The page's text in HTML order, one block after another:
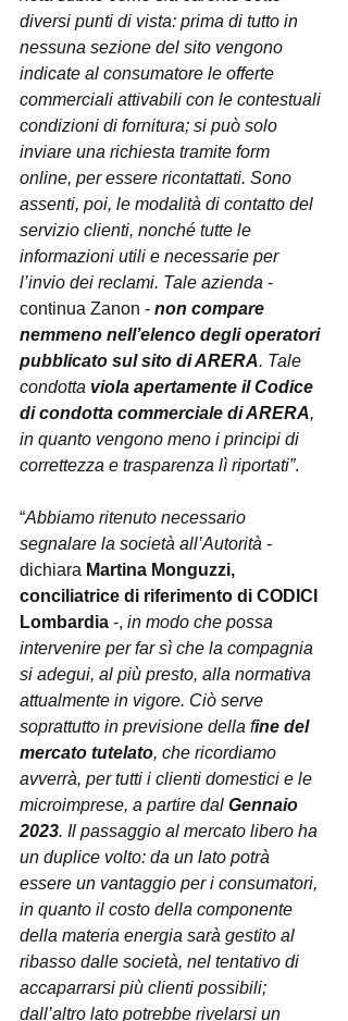
diversi punti di vista: prima di tutto in
nessuna sezione del sito vengono
indicate al consumatore le offerte
commerciali attivabili con le contestuali
condizioni di fornitura; si può solo
inviare una richiesta tramite form
online, per essere ricontattati. Sono
assenti, poi, le modalità di contatto del
servizio clienti, nonché tutte le
informazioni utili e necessarie per
l’invio dei reclami. Tale azienda -
continua Zanon - non compare
nemmeno nell’elenco degli operatori
pubblicato sul sito di ARERA. Tale
condotta viola apertamente il Codice
di condotta commerciale di ARERA,
in quanto vengono meno i principi di
correttezza e trasparenza lì riportati”.
“Abbiamo ritenuto necessario
segnalare la società all’Autorità -
dichiara Martina Monguzzi,
conciliatrice di riferimento di CODICI
Lombardia -, in modo che possa
intervenire per far sì che la compagnia
si adegui, al più presto, alla normativa
attualmente in vigore. Ciò serve
soprattutto in previsione della fine del
mercato tutelato, che ricordiamo
avverrà, per tutti i clienti domestici e le
microimprese, a partire dal Gennaio
2023. Il passaggio al mercato libero ha
un duplice volto: da un lato potrà
essere un vantaggio per i consumatori,
in quanto il costo della componente
della materia energia sarà gestito al
ribasso dalle società, nel tentativo di
accaparrarsi più clienti possibili;
dall’altro lato potrebbe rivelarsi un